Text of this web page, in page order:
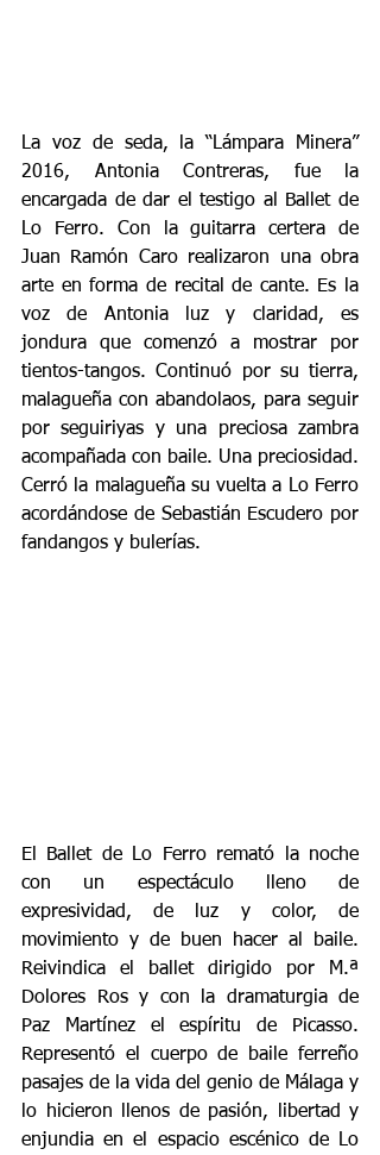
La voz de seda, la “Lámpara Minera”
2016, Antonia Contreras, fue la
encargada de dar el testigo al Ballet de
Lo Ferro. Con la guitarra certera de
Juan Ramón Caro realizaron una obra
arte en forma de recital de cante. Es la
voz de Antonia luz y claridad, es
jondura que comenzó a mostrar por
tientos-tangos. Continuó por su tierra,
malagueña con abandolaos, para seguir
por seguiriyas y una preciosa zambra
acompañada con baile. Una preciosidad.
Cerró la malagueña su vuelta a Lo Ferro
acordándose de Sebastián Escudero por
fandangos y bulerías.
El Ballet de Lo Ferro remató la noche
con un espectáculo lleno de
expresividad, de luz y color, de
movimiento y de buen hacer al baile.
Reivindica el ballet dirigido por M.ª
Dolores Ros y con la dramaturgia de
Paz Martínez el espíritu de Picasso.
Representó el cuerpo de baile ferreño
pasajes de la vida del genio de Málaga y
lo hicieron llenos de pasión, libertad y
enjundia en el espacio escénico de Lo